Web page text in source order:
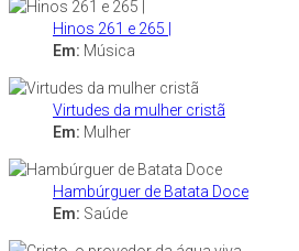
Hinos 261 e 265 |
Em: Música
Virtudes da mulher cristã
Em: Mulher
Hambúrguer de Batata Doce
Em: Saúde